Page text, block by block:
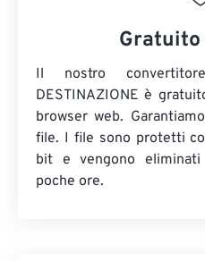
Gratuito
Il nostro
DESTINAZIONE è
browser web.
file. I file sono protetti
bit e vengono eliminati
poche ore.